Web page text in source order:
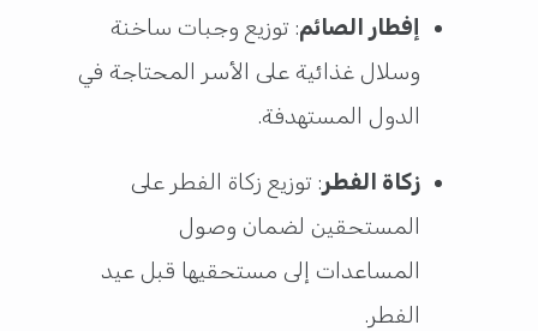
إفطار الصائم: توزيع وجبات ساخنة
وسلال غذائية على الأسر المحتاجة في
الدول المستهدفة.
زكاة الفطر: توزيع زكاة الفطر على
المستحقين لضمان وصول
المساعدات إلى مستحقيها قبل عيد
الفطر.